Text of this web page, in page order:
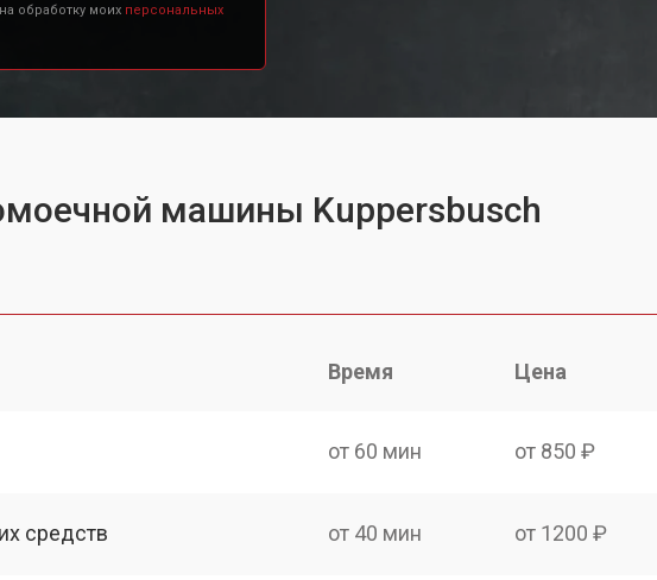
обработку моих персональных
машины Kuppersbusch
Время Цена
от 60 мин от 850 ₽
средств от 40 мин от 1200 ₽